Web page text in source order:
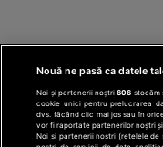
Nouă ne pasă ca datele
Noi și partenerii noștri606 stocăm
cookie unici pentru prelucrarea
dvs. făcând clic mai jos sau în
vor fi raportate partenerilor noștri
Noi si partenerii nostri (retelele